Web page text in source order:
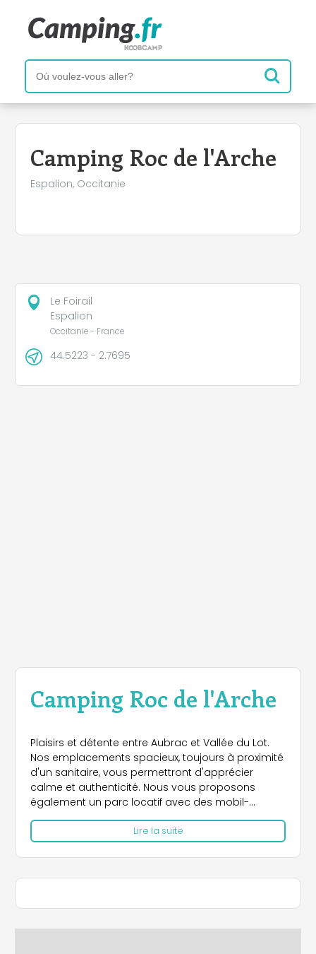
Camping Roc de l'Arche
Espalion, Occitanie
Camping Roc de l'Arche
Plaisirs et détente entre Aubrac et Vallée du Lot.
Nos emplacements spacieux, toujours à proximité
d'un sanitaire, vous permettront d'apprécier
calme et authenticité. Nous vous proposons
également un parc locatif avec des mobil-
homes. En famille, vous pourrez effectuer de la
randonnée et du vélo ou bien de la pétanque ou
de la pêche. De plus, vous aurez un accès gratuit
à la piscine municipale.
Lire la suite
+
−
Le Foirail
Espalion
Occitanie - France
44.5223 - 2.7695